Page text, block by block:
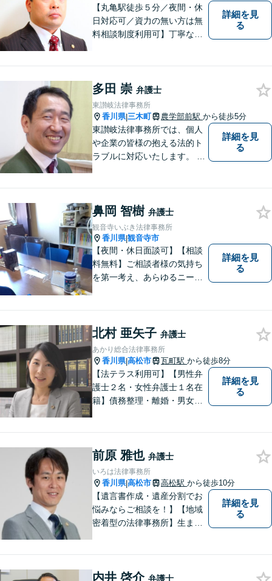
【丸亀駅徒歩５分／夜間・休
日対応可／資力の無い方は無
料相談制度利用可】丁寧な対
詳細を見
る
多田 崇 弁護士
東讃岐法律事務所
香川県|三木町 農学部前駅 から徒歩5分
東讃岐法律事務所では、個人
や企業の皆様の抱える法的ト
ラブルに対応いたします。 高
詳細を見
る
鼻岡 智樹 弁護士
観音寺いぶき法律事務所
香川県|観音寺市
【夜間・休日面談可】【相談
料無料】ご相談者様の気持ち
を第一考え、あらゆるニーズ
ていただきます。ご相談は無
料ですので、お気軽にご相談
ください。
詳細を見
る
北村 亜矢子 弁護士
あかり総合法律事務所
香川県|高松市 瓦町駅 から徒歩8分
【法テラス利用可】【男性弁
護士２名・女性弁護士１名在
籍】債務整理・離婚・男女問
明を心がけています。早期解
決のため、まずはお気軽にご
相談ください。
詳細を見
る
前原 雅也 弁護士
いろは法律事務所
香川県|高松市 高松駅 から徒歩10分
【遺言書作成・遺産分割でお
悩みならご相談を！】【地域
密着型の法律事務所】生まれ
に取り組んでいます。相談・
詳細を見
る
内井 啓介 弁護士